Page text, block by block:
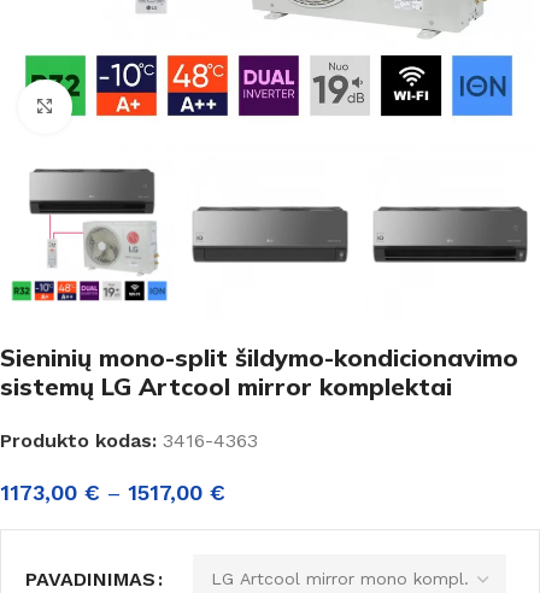
Padidinti
Sieninių mono-split šildymo-kondicionavimo
sistemų LG Artcool mirror komplektai
Produkto kodas: 3416-4363
1173,00 € – 1517,00 €
PAVADINIMAS